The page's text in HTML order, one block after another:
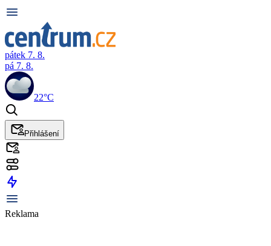
pátek 7. 8.
pá 7. 8.
22°C
Přihlášení
Reklama